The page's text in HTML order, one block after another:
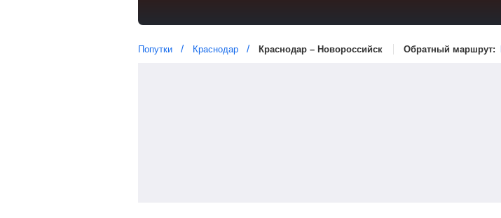
Попутки Краснодар Краснодар – Новороссийск Обратный маршрут: